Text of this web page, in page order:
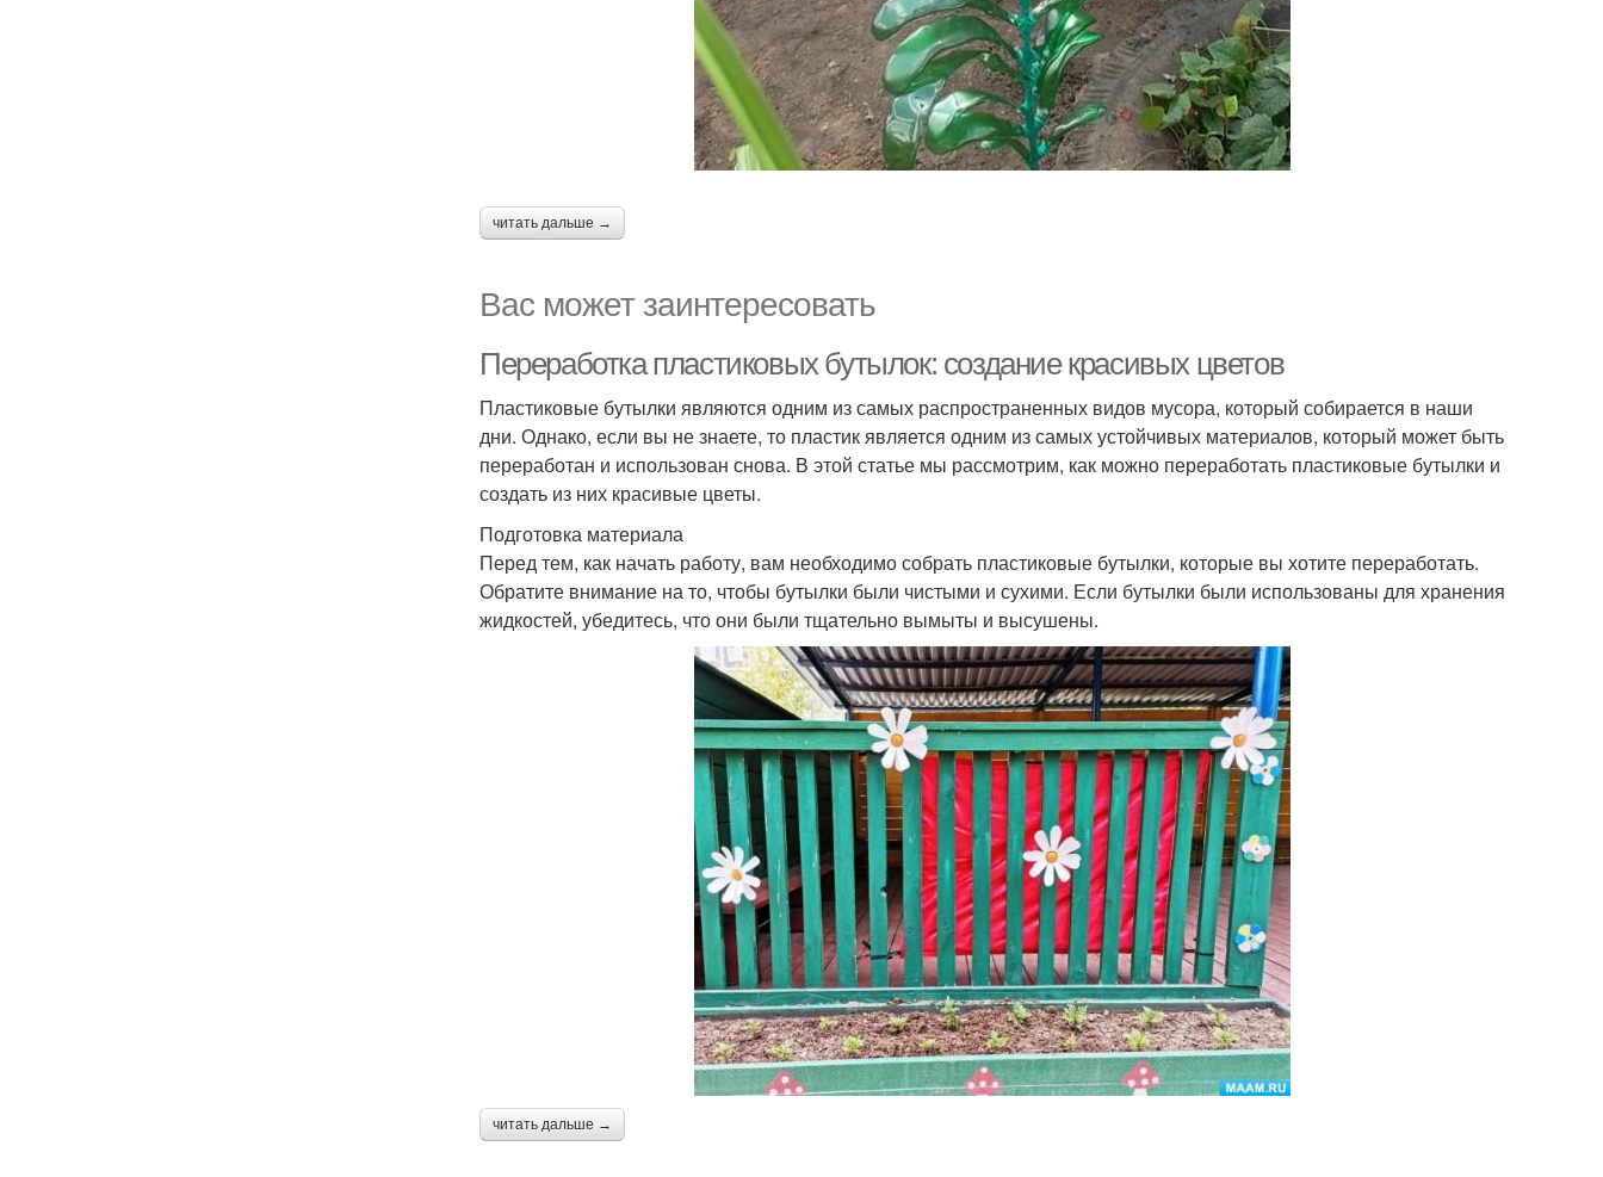
читать дальше →
Вас может заинтересовать
Переработка пластиковых бутылок: создание красивых цветов
Пластиковые бутылки являются одним из самых распространенных видов мусора, который собирается в наши
дни. Однако, если вы не знаете, то пластик является одним из самых устойчивых материалов, который может быть
переработан и использован снова. В этой статье мы рассмотрим, как можно переработать пластиковые бутылки и
создать из них красивые цветы.
Подготовка материала
Перед тем, как начать работу, вам необходимо собрать пластиковые бутылки, которые вы хотите переработать.
Обратите внимание на то, чтобы бутылки были чистыми и сухими. Если бутылки были использованы для хранения
жидкостей, убедитесь, что они были тщательно вымыты и высушены.
читать дальше →